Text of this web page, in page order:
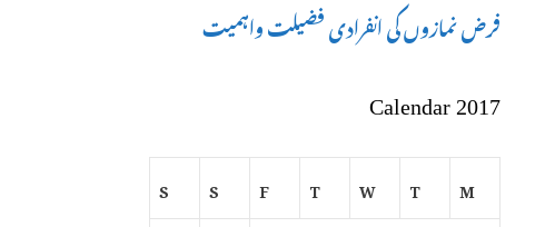
فرض نمازوں کی انفرادی فضیلت واہمیت
Calendar 2017
M
T
W
T
F
S
S